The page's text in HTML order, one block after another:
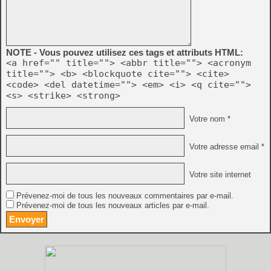
NOTE - Vous pouvez utilisez ces tags et attributs HTML:
<a href="" title=""> <abbr title=""> <acronym
title=""> <b> <blockquote cite=""> <cite>
<code> <del datetime=""> <em> <i> <q cite="">
<s> <strike> <strong>
Votre nom *
Votre adresse email *
Votre site internet
Prévenez-moi de tous les nouveaux commentaires par e-mail.
Prévenez-moi de tous les nouveaux articles par e-mail.